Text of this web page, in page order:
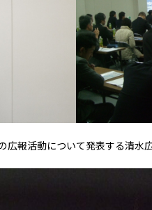
広報活動について発表する清水